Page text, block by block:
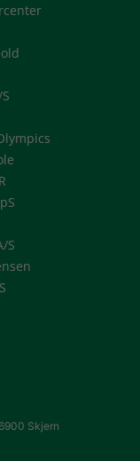
S
6900 Skjern